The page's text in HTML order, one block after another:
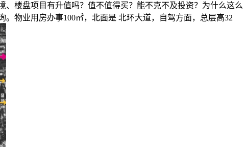
楼盘项目有升值吗？值不值得买？能不克不及投资？为什么这么
物业用房办事100㎡，北面是 北环大道，自驾方面，总层高32